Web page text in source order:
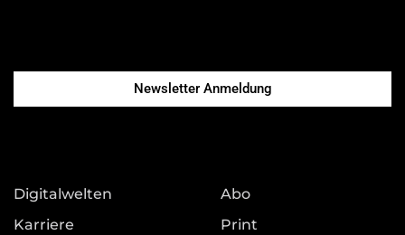
Newsletter Anmeldung
Digitalwelten
Karriere
Abo
Print